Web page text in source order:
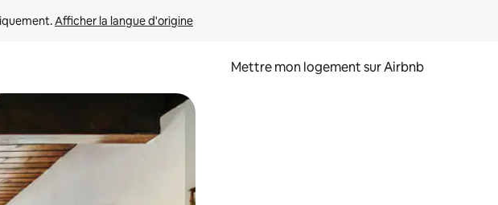
Afficher la langue d'origine
Mettre mon logement sur Airbnb